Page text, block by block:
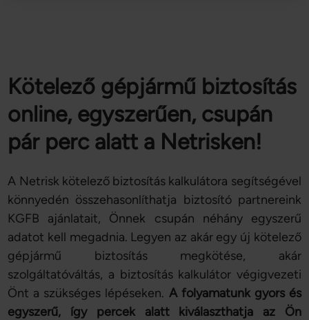
Kötelező gépjármű biztosítás
online, egyszerűen, csupán
pár perc alatt a Netrisken!
A Netrisk kötelező biztosítás kalkulátora segítségével
könnyedén összehasonlíthatja biztosító partnereink
KGFB ajánlatait, Önnek csupán néhány egyszerű
adatot kell megadnia. Legyen az akár egy új kötelező
gépjármű biztosítás megkötése, akár
szolgáltatóváltás, a biztosítás kalkulátor végigvezeti
Önt a szükséges lépéseken. A folyamatunk gyors és
egyszerű, így percek alatt kiválaszthatja az Ön